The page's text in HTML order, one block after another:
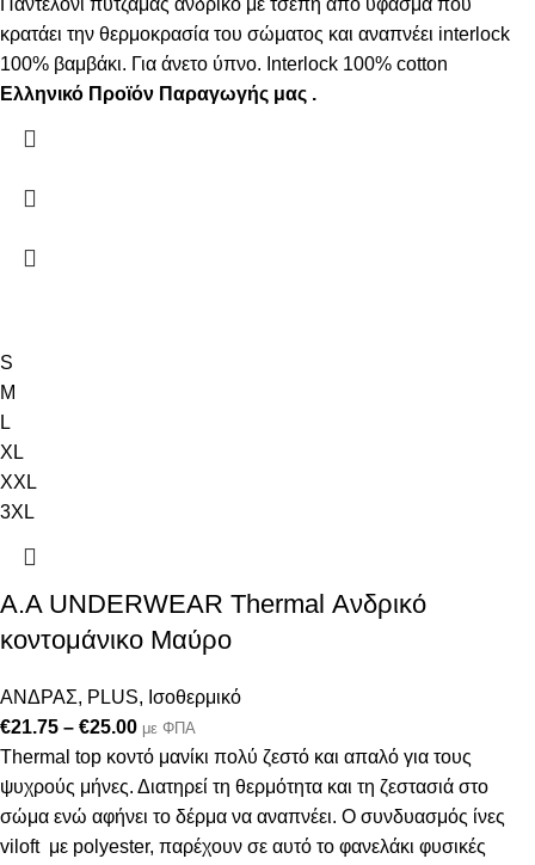
Παντελόνι πυτζάμας ανδρικό με τσέπη από ύφασμα που
κρατάει την θερμοκρασία του σώματος και αναπνέει interlock
100% βαμβάκι. Για άνετο ύπνο. Interlock 100% cotton
Ελληνικό Προϊόν Παραγωγής μας .
S
M
L
XL
XXL
3XL
Α.A UNDERWEAR Thermal Ανδρικό
κοντομάνικο Μαύρο
ΑΝΔΡΑΣ, PLUS, Ισοθερμικό
€21.75 – €25.00 με ΦΠΑ
Thermal top κοντό μανίκι πολύ ζεστό και απαλό για τους
ψυχρούς μήνες. Διατηρεί τη θερμότητα και τη ζεστασιά στο
σώμα ενώ αφήνει το δέρμα να αναπνέει. Ο συνδυασμός ίνες
viloft με polyester, παρέχουν σε αυτό το φανελάκι φυσικές